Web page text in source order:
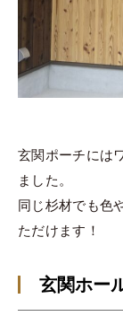
玄関ポーチには
ました。
同じ杉材でも色
ただけます！
玄関ホー